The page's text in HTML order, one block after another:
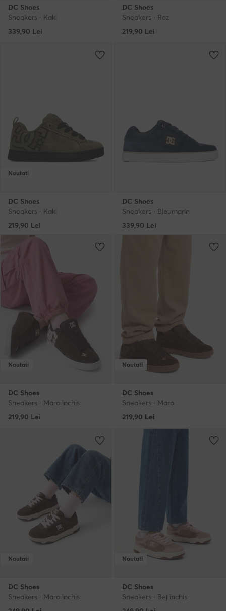
DC Shoes
Sneakers · Kaki
339,90 Lei
DC Shoes
Sneakers · Roz
219,90 Lei
Noutati
DC Shoes
Sneakers · Kaki
219,90 Lei
DC Shoes
Sneakers · Bleumarin
339,90 Lei
Noutati
DC Shoes
Sneakers · Maro închis
219,90 Lei
Noutati
DC Shoes
Sneakers · Maro
219,90 Lei
Noutati
DC Shoes
Sneakers · Maro închis
Noutati
DC Shoes
Sneakers · Bej închis